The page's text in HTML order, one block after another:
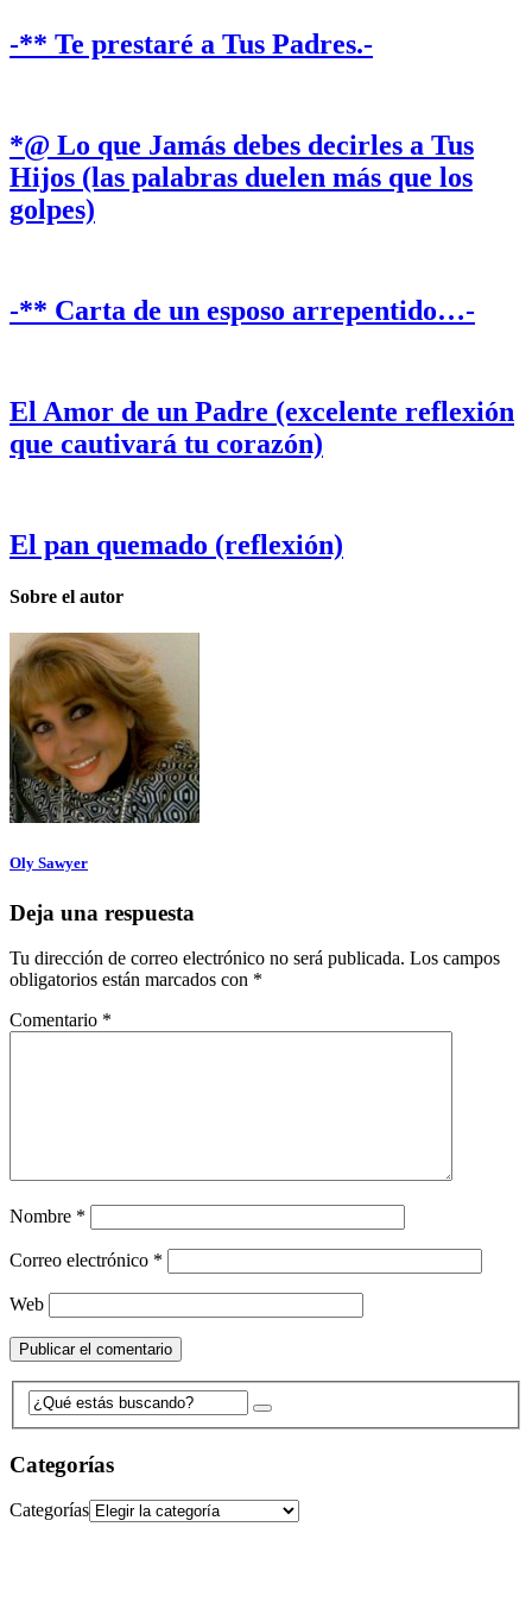
-** Te prestaré a Tus Padres.-
*@ Lo que Jamás debes decirles a Tus
Hijos (las palabras duelen más que los
golpes)
-** Carta de un esposo arrepentido…-
El Amor de un Padre (excelente reflexión
que cautivará tu corazón)
El pan quemado (reflexión)
Sobre el autor
Oly Sawyer
Deja una respuesta
Tu dirección de correo electrónico no será publicada. Los campos
obligatorios están marcados con *
Comentario *
Nombre *
Correo electrónico *
Web
Categorías
Categorías